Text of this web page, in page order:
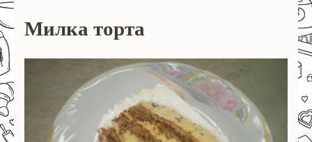
Милка торта